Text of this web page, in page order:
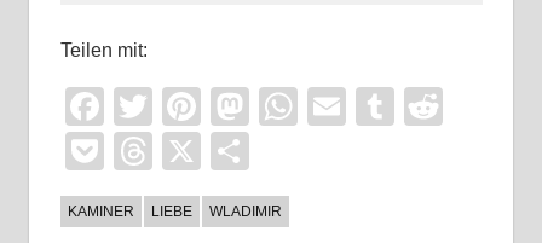
Teilen mit:
Facebook
TwitterPinterest
Mastodon
WhatsApp
EmailTumblr
PocketThreads
X
KAMINER LIEBE WLADIMIR